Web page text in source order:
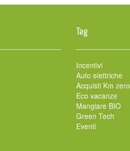
Tag
Incentivi
Auto elettriche
Acquisti Km zero
Eco vacanze
Mangiare BIO
Green Tech
Eventi